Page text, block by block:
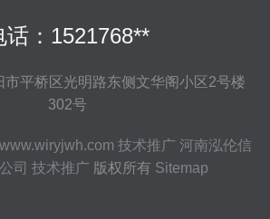
话：1521768**
市平桥区光明路东侧文华阁小区2号楼
302号
www.wiryjwh.com 技术推广 河南泓伦信
司 技术推广 版权所有 Sitemap